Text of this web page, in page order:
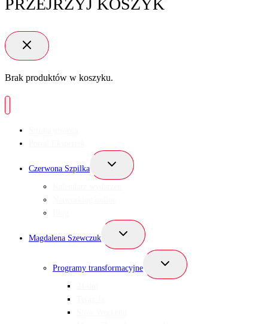
PRZEJRZYJ KOSZYK
Brak produktów w koszyku.
Czerwona Szpilka
Przełącz
podrzędne
Magdalena Szewczuk
Przełącz
podrzędne
Programy transformacyjne
Przełącz
podrzędne